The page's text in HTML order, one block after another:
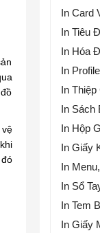
In Card
In Tiêu
In Hóa
In Profile
In
In Sách
In Hộp
In Giấy
In
In Sổ
In Tem
In Giấy